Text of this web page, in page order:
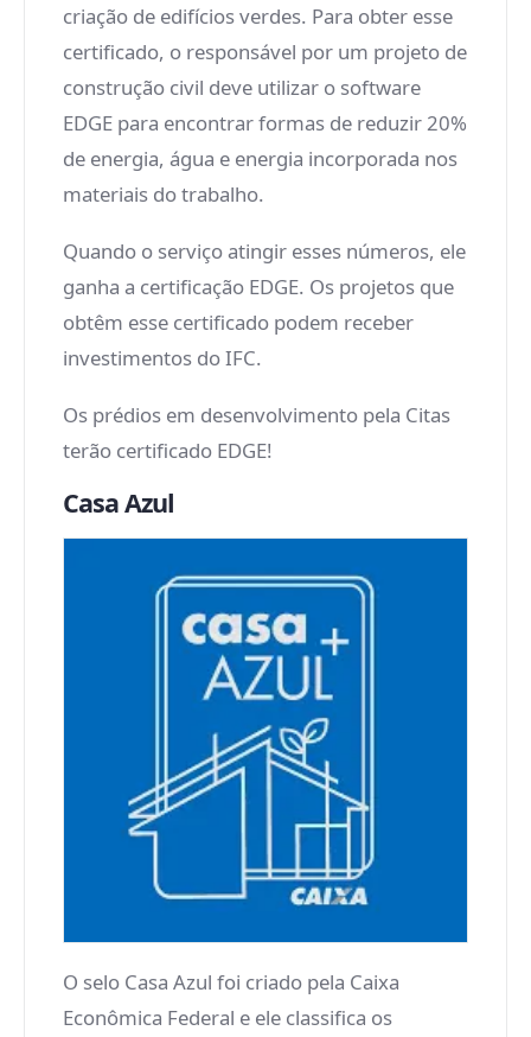
criação de edifícios verdes. Para obter esse
certificado, o responsável por um projeto de
construção civil deve utilizar o software
EDGE para encontrar formas de reduzir 20%
de energia, água e energia incorporada nos
materiais do trabalho.
Quando o serviço atingir esses números, ele
ganha a certificação EDGE. Os projetos que
obtêm esse certificado podem receber
investimentos do IFC.
Os prédios em desenvolvimento pela Citas
terão certificado EDGE!
Casa Azul
O selo Casa Azul foi criado pela Caixa
Econômica Federal e ele classifica os